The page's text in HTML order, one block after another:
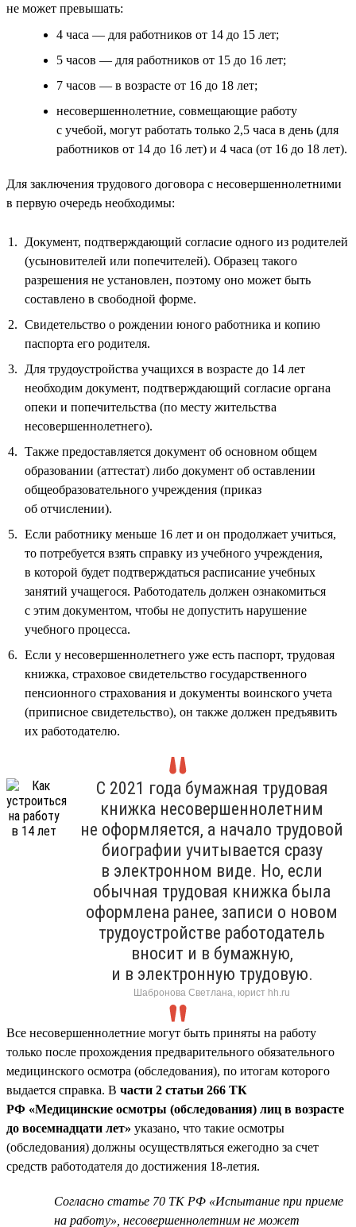
не может превышать:
4 часа — для работников от 14 до 15 лет;
5 часов — для работников от 15 до 16 лет;
7 часов — в возрасте от 16 до 18 лет;
несовершеннолетние, совмещающие работу
с учебой, могут работать только 2,5 часа в день (для
работников от 14 до 16 лет) и 4 часа (от 16 до 18 лет).
Для заключения трудового договора с несовершеннолетними
в первую очередь необходимы:
Документ, подтверждающий согласие одного из родителей
(усыновителей или попечителей). Образец такого
разрешения не установлен, поэтому оно может быть
составлено в свободной форме.
Свидетельство о рождении юного работника и копию
паспорта его родителя.
Для трудоустройства учащихся в возрасте до 14 лет
необходим документ, подтверждающий согласие органа
опеки и попечительства (по месту жительства
несовершеннолетнего).
Также предоставляется документ об основном общем
образовании (аттестат) либо документ об оставлении
общеобразовательного учреждения (приказ
об отчислении).
Если работнику меньше 16 лет и он продолжает учиться,
то потребуется взять справку из учебного учреждения,
в которой будет подтверждаться расписание учебных
занятий учащегося. Работодатель должен ознакомиться
с этим документом, чтобы не допустить нарушение
учебного процесса.
Если у несовершеннолетнего уже есть паспорт, трудовая
книжка, страховое свидетельство государственного
пенсионного страхования и документы воинского учета
(приписное свидетельство), он также должен предъявить
их работодателю.
С 2021 года бумажная трудовая
книжка несовершеннолетним
не оформляется, а начало трудовой
биографии учитывается сразу
в электронном виде. Но, если
обычная трудовая книжка была
оформлена ранее, записи о новом
трудоустройстве работодатель
вносит и в бумажную,
и в электронную трудовую.
Шабронова Светлана, юрист hh.ru
Все несовершеннолетние могут быть приняты на работу
только после прохождения предварительного обязательного
медицинского осмотра (обследования), по итогам которого
выдается справка. В части 2 статьи 266 ТК
РФ «Медицинские осмотры (обследования) лиц в возрасте
до восемнадцати лет» указано, что такие осмотры
(обследования) должны осуществляться ежегодно за счет
средств работодателя до достижения 18-летия.
Согласно статье 70 ТК РФ «Испытание при приеме
на работу», несовершеннолетним не может